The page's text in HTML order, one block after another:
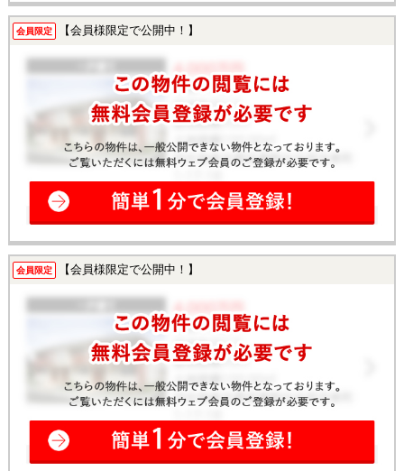
会員限定 【会員様限定で公開中！】
会員限定 【会員様限定で公開中！】